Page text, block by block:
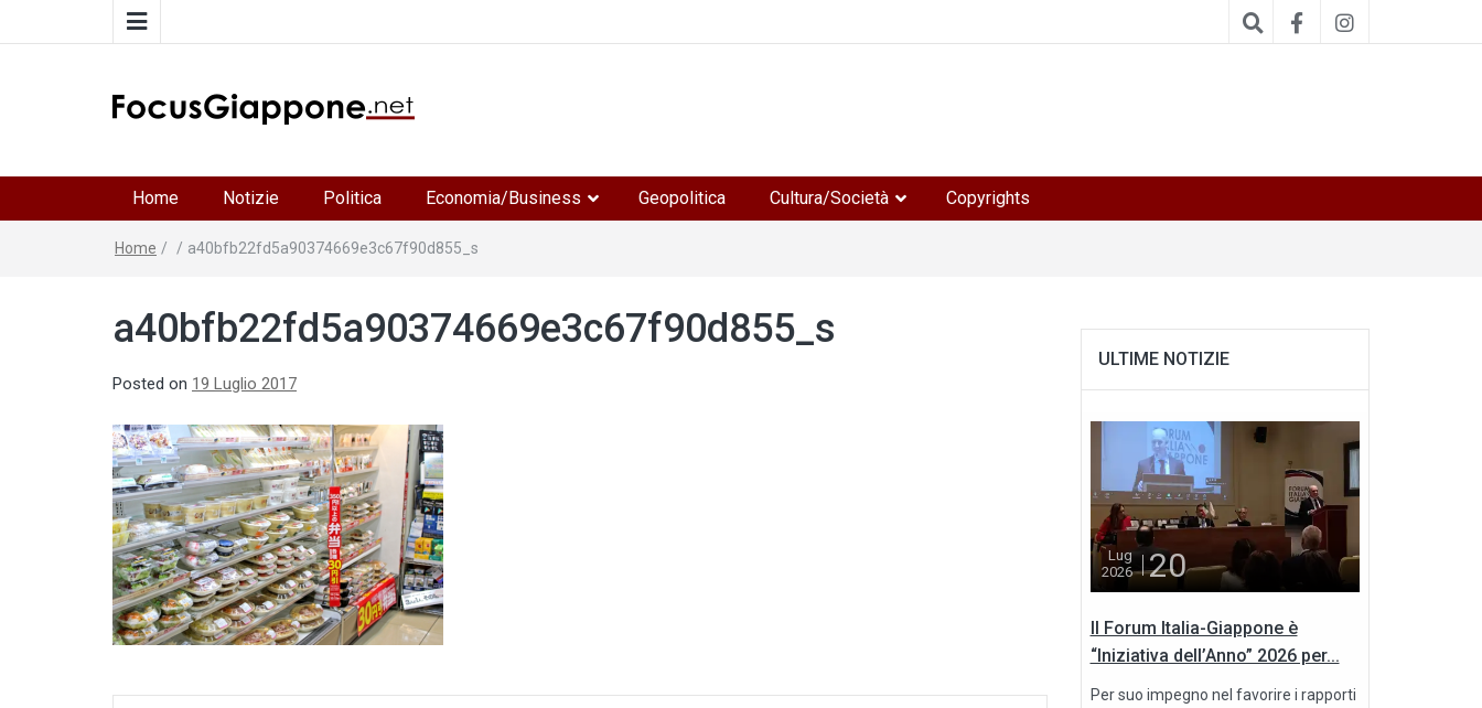
Home Notizie Politica Economia/Business Geopolitica Cultura/Società Copyrights
Home / / a40bfb22fd5a90374669e3c67f90d855_s
a40bfb22fd5a90374669e3c67f90d855_s
Posted on 19 Luglio 2017
ULTIME NOTIZIE
Lug
2026
20
Il Forum Italia-Giappone è
“Iniziativa dell’Anno” 2026 per...
Per suo impegno nel favorire i rapporti